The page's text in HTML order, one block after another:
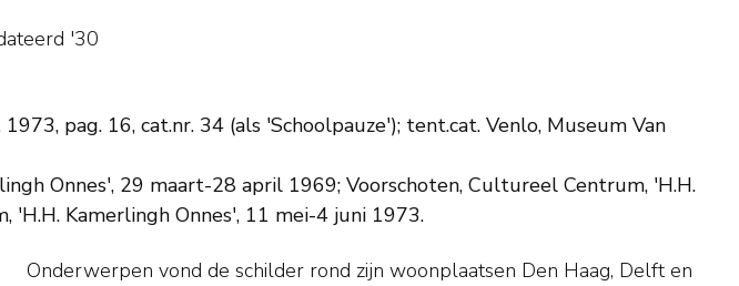
'30
pag. 16, cat.nr. 34 (als 'Schoolpauze'); tent.cat. Venlo, Museum Van
Onnes', 29 maart-28 april 1969; Voorschoten, Cultureel Centrum, 'H.H.
'H.H. Kamerlingh Onnes', 11 mei-4 juni 1973.